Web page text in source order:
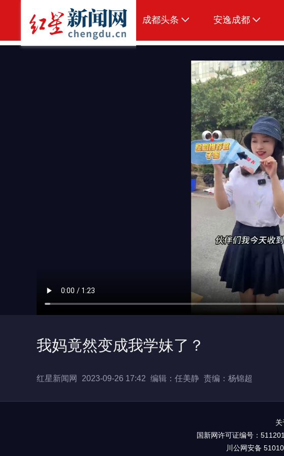
成都头条
原创
安逸成都
生活
美食
品荐成都
我妈竟然变成我学妹了？
红星新闻网 2023-09-26 17:42 编辑：任美静 责编：杨锦超
国新网许可证编号：
川公网安备